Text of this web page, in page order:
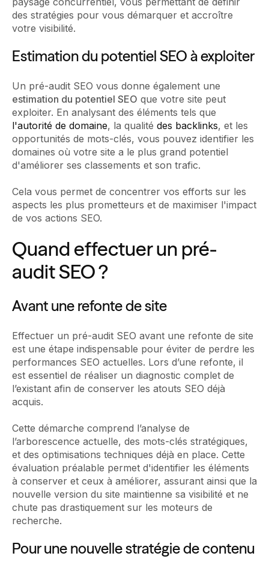
des stratégies pour vous démarquer et accroître
votre visibilité.
Estimation du potentiel SEO à exploiter
Un pré-audit SEO vous donne également une
estimation du potentiel SEO que votre site peut
exploiter. En analysant des éléments tels que
l'autorité de domaine, la qualité des backlinks, et les
opportunités de mots-clés, vous pouvez identifier les
domaines où votre site a le plus grand potentiel
d'améliorer ses classements et son trafic.
Cela vous permet de concentrer vos efforts sur les
aspects les plus prometteurs et de maximiser l'impact
de vos actions SEO.
Quand effectuer un pré-
audit SEO ?
Avant une refonte de site
Effectuer un pré-audit SEO avant une refonte de site
est une étape indispensable pour éviter de perdre les
performances SEO actuelles. Lors d’une refonte, il
est essentiel de réaliser un diagnostic complet de
l’existant afin de conserver les atouts SEO déjà
acquis.
Cette démarche comprend l’analyse de
l’arborescence actuelle, des mots-clés stratégiques,
et des optimisations techniques déjà en place. Cette
évaluation préalable permet d'identifier les éléments
à conserver et ceux à améliorer, assurant ainsi que la
nouvelle version du site maintienne sa visibilité et ne
chute pas drastiquement sur les moteurs de
recherche.
Pour une nouvelle stratégie de contenu